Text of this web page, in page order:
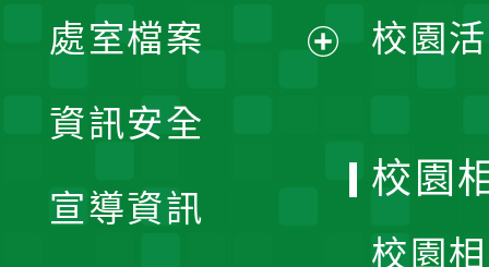
單
處室檔案
資訊安全
宣導資訊
校園
校園
校園